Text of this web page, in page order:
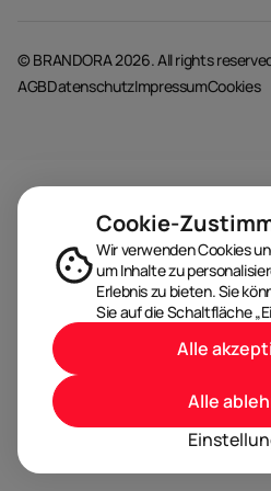
© BRANDORA 2026. All rights
AGBDatenschutzImpressumCookies
Cookie-
Wir verwenden Cookies
um Inhalte zu
Erlebnis zu bieten. Sie
Sie auf die Schaltfläche
Alle
Alle